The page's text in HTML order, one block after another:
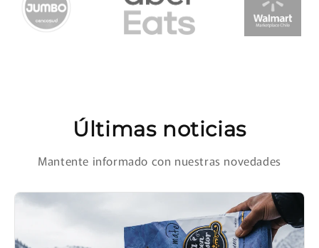
Últimas noticias
Mantente informado con nuestras novedades